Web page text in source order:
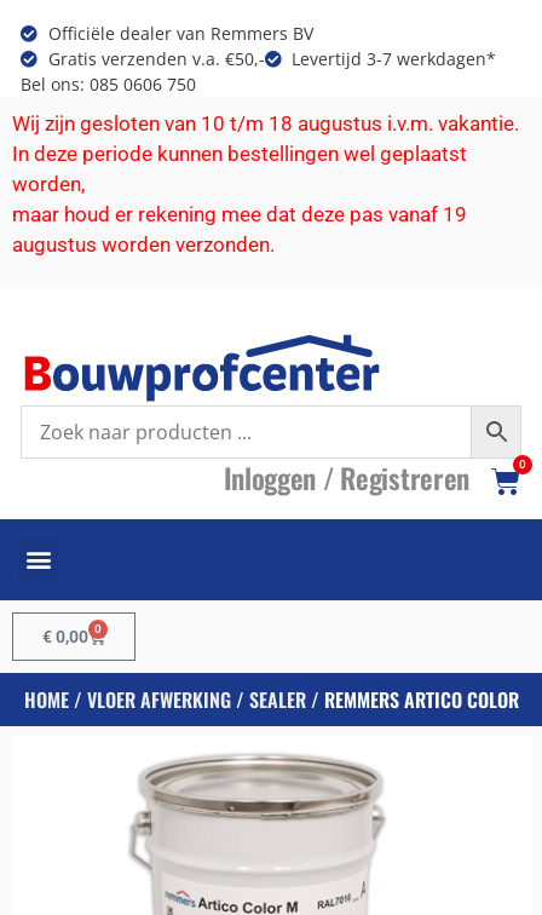
Officiële dealer van Remmers BV
Gratis verzenden v.a. €50,-
Levertijd 3-7 werkdagen*
Bel ons: 085 0606 750
Wij zijn gesloten van 10 t/m 18 augustus i.v.m. vakantie.
In deze periode kunnen bestellingen wel geplaatst
worden,
maar houd er rekening mee dat deze pas vanaf 19
augustus worden verzonden.
Inloggen /Registreren 0
€0,00 0
HOME/ VLOER AFWERKING/ SEALER/ REMMERS ARTICO COLOR